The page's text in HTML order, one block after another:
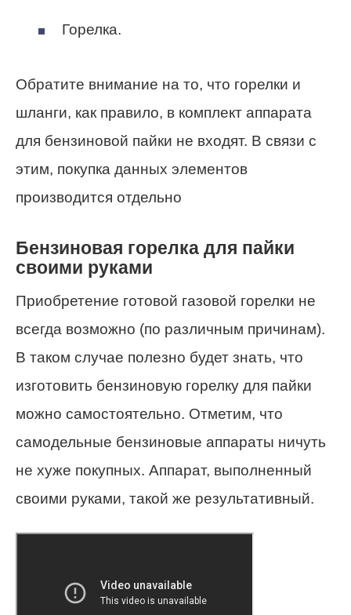
Горелка.
Обратите внимание на то, что горелки и
шланги, как правило, в комплект аппарата
для бензиновой пайки не входят. В связи с
этим, покупка данных элементов
производится отдельно
Бензиновая горелка для пайки
своими руками
Приобретение готовой газовой горелки не
всегда возможно (по различным причинам).
В таком случае полезно будет знать, что
изготовить бензиновую горелку для пайки
можно самостоятельно. Отметим, что
самодельные бензиновые аппараты ничуть
не хуже покупных. Аппарат, выполненный
своими руками, такой же результативный.